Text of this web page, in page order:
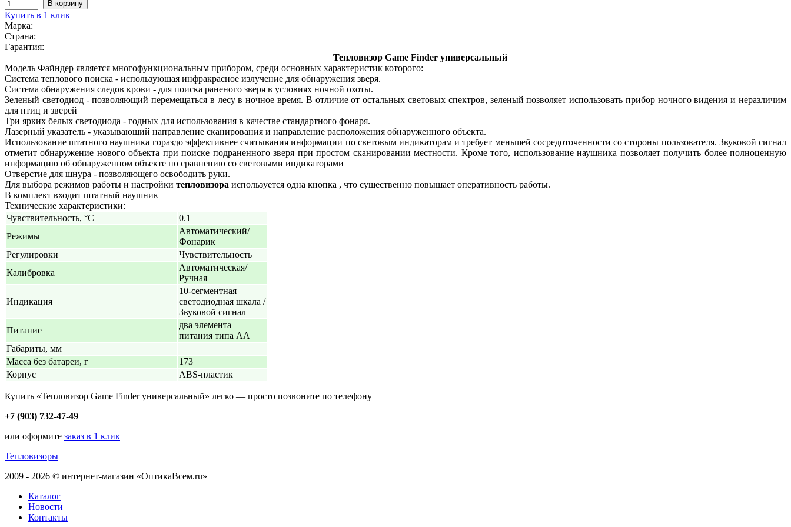
Купить в 1 клик
Марка:
Страна:
Гарантия:
Тепловизор Game Finder универсальный
Модель Файндер является многофункциональным прибором, среди основных характеристик которого:
Система теплового поиска - использующая инфракрасное излучение для обнаружения зверя.
Система обнаружения следов крови - для поиска раненого зверя в условиях ночной охоты.
Зеленый светодиод - позволяющий перемещаться в лесу в ночное время. В отличие от остальных световых спектров, зеленый позволяет использовать прибор ночного видения и неразличим
для птиц и зверей
Три ярких белых светодиода - годных для использования в качестве стандартного фонаря.
Лазерный указатель - указывающий направление сканирования и направление расположения обнаруженного объекта.
Использование штатного наушника гораздо эффективнее считывания информации по световым индикаторам и требует меньшей сосредоточенности со стороны пользователя. Звуковой сигнал
отметит обнаружение нового объекта при поиске подраненного зверя при простом сканировании местности. Кроме того, использование наушника позволяет получить более полноценную
информацию об обнаруженном объекте по сравнению со световыми индикаторами
Отверстие для шнура - позволяющего освободить руки.
Для выбора режимов работы и настройки тепловизора используется одна кнопка , что существенно повышает оперативность работы.
В комплект входит штатный наушник
Технические характеристики:
Чувствительность, °C
0.1
Режимы
Автоматический/
Фонарик
Регулировки
Чувствительность
Калибровка
Автоматическая/
Ручная
Индикация
10-сегментная
светодиодная шкала /
Звуковой сигнал
Питание
два элемента
питания типа АА
Габариты, мм
Масса без батареи, г
173
Корпус
ABS-пластик
Купить «Тепловизор Game Finder универсальный» легко — просто позвоните по телефону
+7 (903) 732-47-49
или оформите заказ в 1 клик
Тепловизоры
2009 - 2026 © интернет-магазин «ОптикаВсем.ru»
Каталог
Новости
Контакты